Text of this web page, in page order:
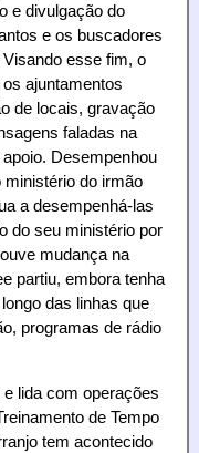
e divulgação do
e os buscadores
esse fim, o
ajuntamentos
de locais, gravação
faladas na
Desempenhou
do irmão
a desempenhá-las
do seu ministério por
mudança na
partiu, embora tenha
das linhas que
programas de rádio
lida com operações
de Tempo
tem acontecido